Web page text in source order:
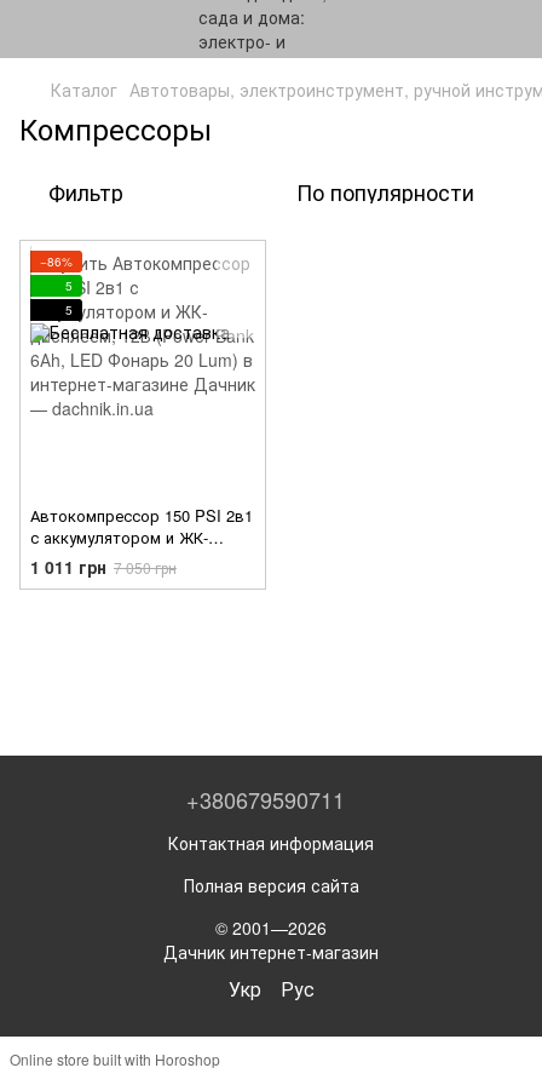
Каталог Автотовары, электроинструмент, ручной
Компрессоры
Фильтр По популярности
−86%
5
5
Автокомпрессор 150 PSI 2в1
с аккумулятором и ЖК-
дисплеем, 12В (Power Bank
6Аh, LED Фонарь 20 Lum)
1 011 грн 7 050 грн
+380679590711
Контактная информация
Полная версия сайта
© 2001—2026
Дачник интернет-магазин
Укр Рус
Online store built with Horoshop